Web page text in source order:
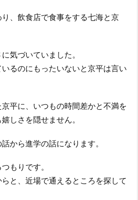
、飲食店で食事をする七海と京
気づいていました。
るのにもったいないと京平は言い
平に、いつもの時間差かと不満を
しさを隠せません。
から進学の話になります。
もりです。
と、近場で通えるところを探して